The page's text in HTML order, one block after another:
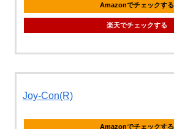
Amazonでチェックする
楽天でチェックする
Joy-Con(R)
Amazonでチェックする